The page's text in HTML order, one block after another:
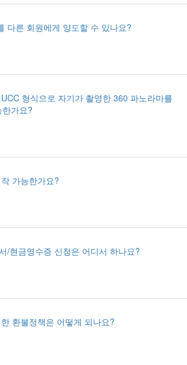
다른 회원에게 양도할 수 있나요?
형식으로 자기가 촬영한 360 파노라마를
가요?
가능한가요?
/현금영수증 신청은 어디서 하나요?
환불정책은 어떻게 되나요?